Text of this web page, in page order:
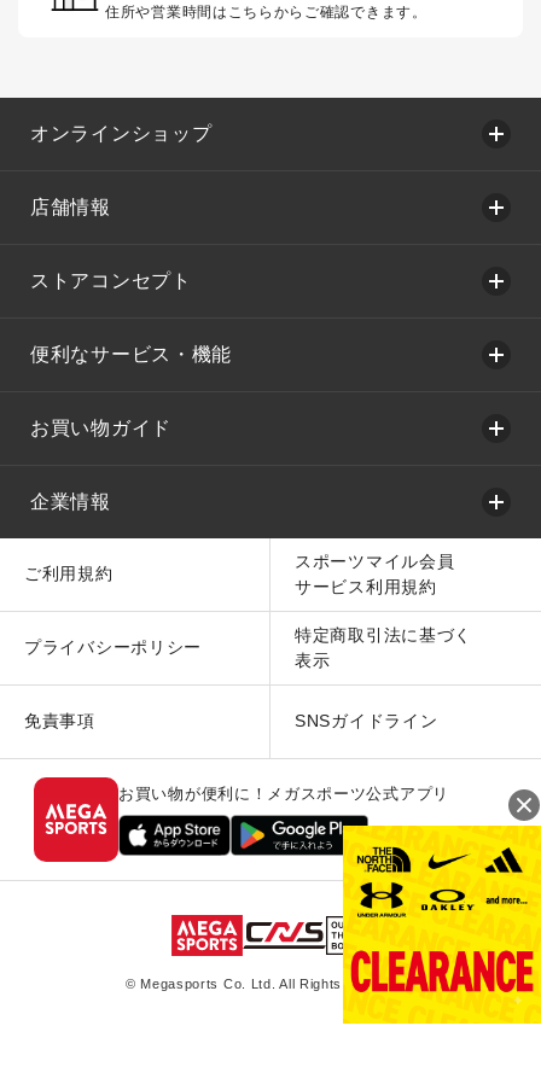
住所や営業時間はこちらからご確認できます。
オンラインショップ
店舗情報
ストアコンセプト
便利なサービス・機能
お買い物ガイド
企業情報
ご利用規約
スポーツマイル会員
サービス利用規約
プライバシーポリシー
特定商取引法に基づく
表示
免責事項 SNSガイドライン
お買い物が便利に！メガスポーツ公式アプリ
© Megasports Co. Ltd. All Rights Reserved.